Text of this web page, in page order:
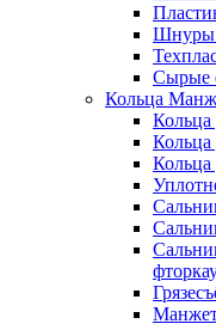
Шнуры
Сырые
Кольца
Кольца
Кольца